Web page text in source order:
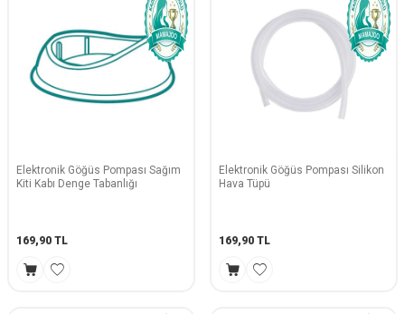
Elektronik Göğüs Pompası Sağım
Kiti Kabı Denge Tabanlığı
169,90 TL
Elektronik Göğüs Pompası Silikon
Hava Tüpü
169,90 TL